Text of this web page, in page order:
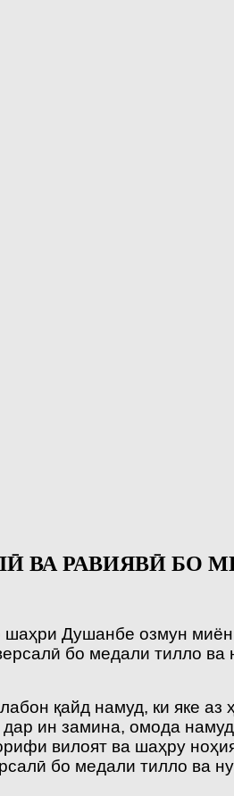
ВА РАВИЯВӢ БО
Душанбе озмун
бо медали тилло ва
қайд намуд, ки яке
ин замина, омода
вилоят ва шаҳру
бо медали тилло ва